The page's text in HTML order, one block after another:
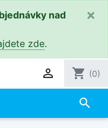
nad
zde.
×
 shopping_cart (0)
search